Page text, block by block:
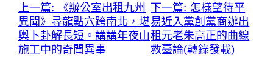
上一篇:
《辦公室出租九州
異聞》尋龍點穴跨南北，堪
輿卜卦解長短。講講年夜山
施工中的奇聞異事
下一篇: 怎樣望待平
易近入黨創黨商辦出
租元老朱高正的曲線
救臺論(轉錄發載)